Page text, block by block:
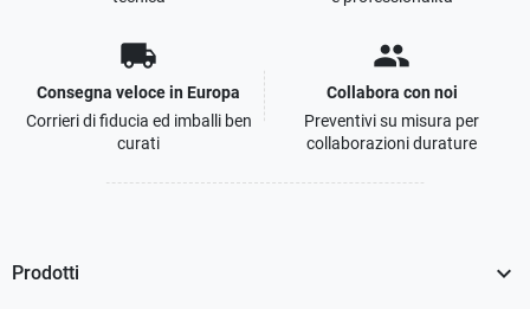
local_shipping
Consegna veloce in Europa
Corrieri di fiducia ed imballi ben
curati
people
Collabora con noi
Preventivi su misura per
collaborazioni durature
Prodotti 